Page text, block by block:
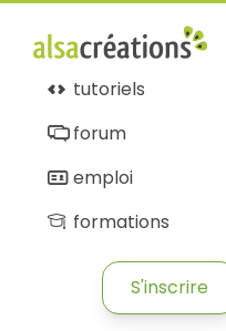
tutoriels
forum
emploi
formations
S'inscrire